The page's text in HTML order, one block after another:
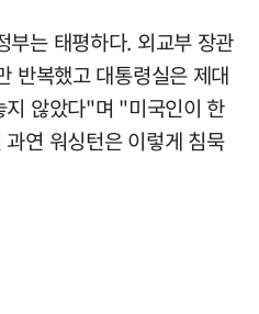
는 태평하다. 외교부 장관
반복했고 대통령실은 제대
지 않았다"며 "미국인이 한
연 워싱턴은 이렇게 침묵